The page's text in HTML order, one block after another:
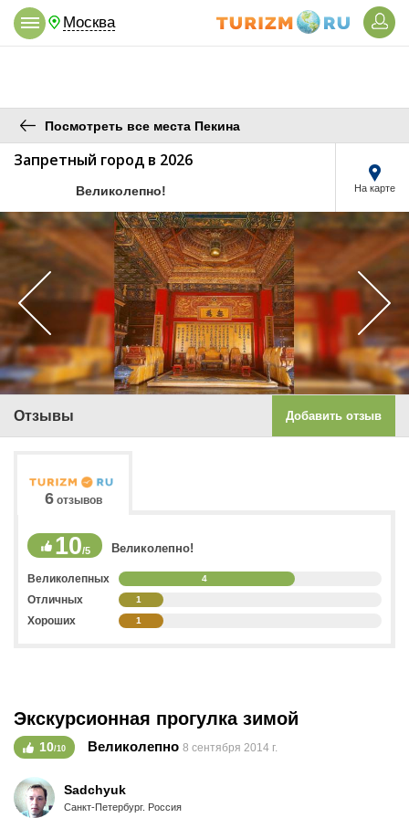
Москва
Посмотреть все места Пекина
Запретный город в 2026
Великолепно! На карте
Отзывы Добавить отзыв
6отзывов
10/5 Великолепно!
Великолепных 4
Отличных 1
Хороших 1
Экскурсионная прогулка зимой
10/10 Великолепно 8 сентября 2014 г.
Sadchyuk
Санкт-Петербург. Россия